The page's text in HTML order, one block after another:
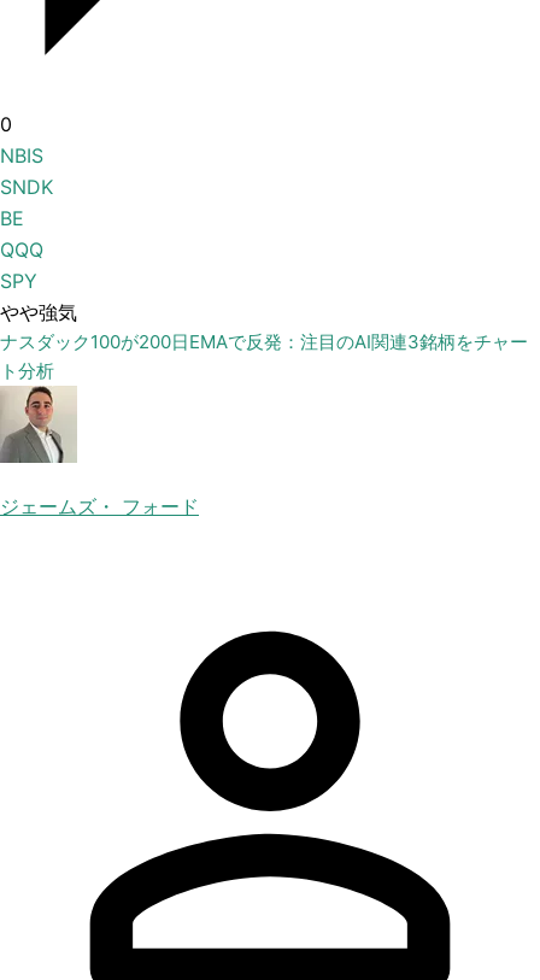
0
NBIS
SNDK
BE
QQQ
SPY
やや強気
ナスダック100が200日EMAで反発：注目のAI関連3銘柄をチャー
ト分析
ジェームズ・ フォード